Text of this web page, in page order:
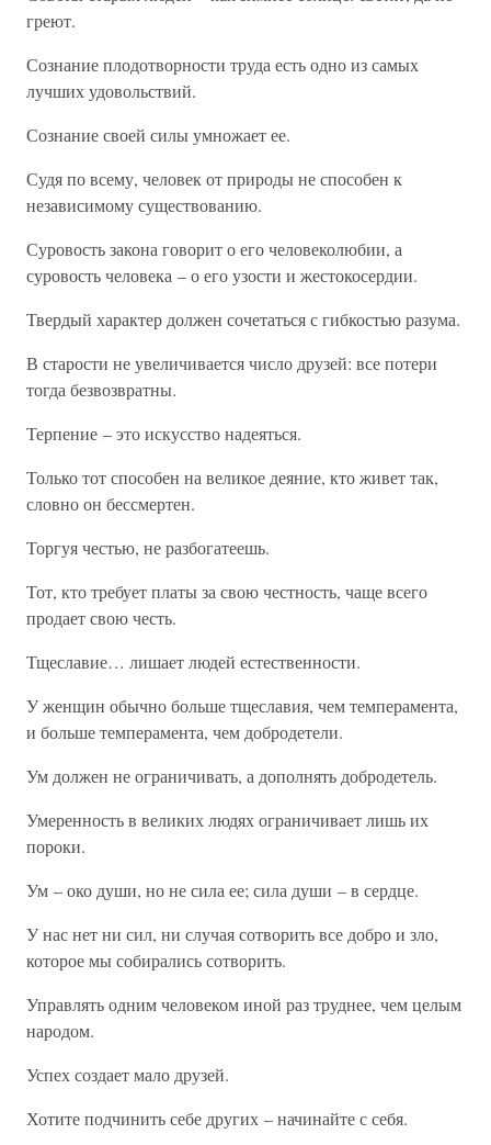
греют.
Сознание плодотворности труда есть одно из самых
лучших удовольствий.
Сознание своей силы умножает ее.
Судя по всему, человек от природы не способен к
независимому существованию.
Суровость закона говорит о его человеколюбии, а
суровость человека – о его узости и жестокосердии.
Твердый характер должен сочетаться с гибкостью разума.
В старости не увеличивается число друзей: все потери
тогда безвозвратны.
Терпение – это искусство надеяться.
Только тот способен на великое деяние, кто живет так,
словно он бессмертен.
Торгуя честью, не разбогатеешь.
Тот, кто требует платы за свою честность, чаще всего
продает свою честь.
Тщеславие… лишает людей естественности.
У женщин обычно больше тщеславия, чем темперамента,
и больше темперамента, чем добродетели.
Ум должен не ограничивать, а дополнять добродетель.
Умеренность в великих людях ограничивает лишь их
пороки.
Ум – око души, но не сила ее; сила души – в сердце.
У нас нет ни сил, ни случая сотворить все добро и зло,
которое мы собирались сотворить.
Управлять одним человеком иной раз труднее, чем целым
народом.
Успех создает мало друзей.
Хотите подчинить себе других – начинайте с себя.